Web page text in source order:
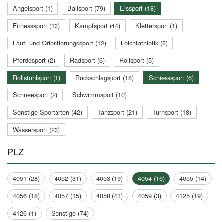
Angelsport (1) Ballsport (79)
Eissport (18)
Fitnesssport (13)
Kampfsport (44)
Klettersport (1)
Lauf- und Orientierungssport (12)
Leichtathletik (5)
Pferdesport (2)
Radsport (6)
Rollsport (5)
Rollstuhlsport (1)
Rückschlagsport (18)
Schiesssport (6)
Schneesport (2)
Schwimmsport (10)
Sonstige Sportarten (42)
Tanzsport (21)
Turnsport (18)
Wassersport (23)
PLZ
4051 (28) 4052 (31) 4053 (19) 4054 (16)
4055 (14)
4056 (18)
4057 (15) 4058 (41) 4059 (3)
4125 (19)
4126 (1)
Sonstige (74)